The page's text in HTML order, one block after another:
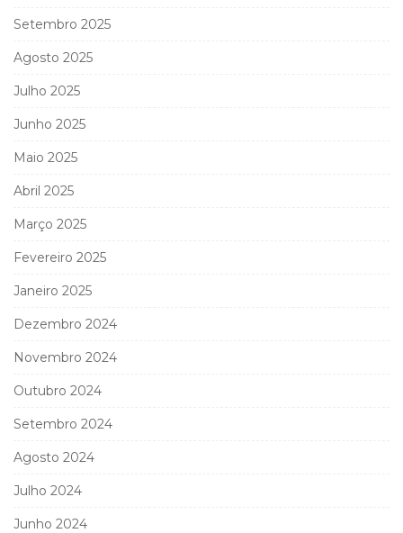
Setembro 2025
Agosto 2025
Julho 2025
Junho 2025
Maio 2025
Abril 2025
Março 2025
Fevereiro 2025
Janeiro 2025
Dezembro 2024
Novembro 2024
Outubro 2024
Setembro 2024
Agosto 2024
Julho 2024
Junho 2024